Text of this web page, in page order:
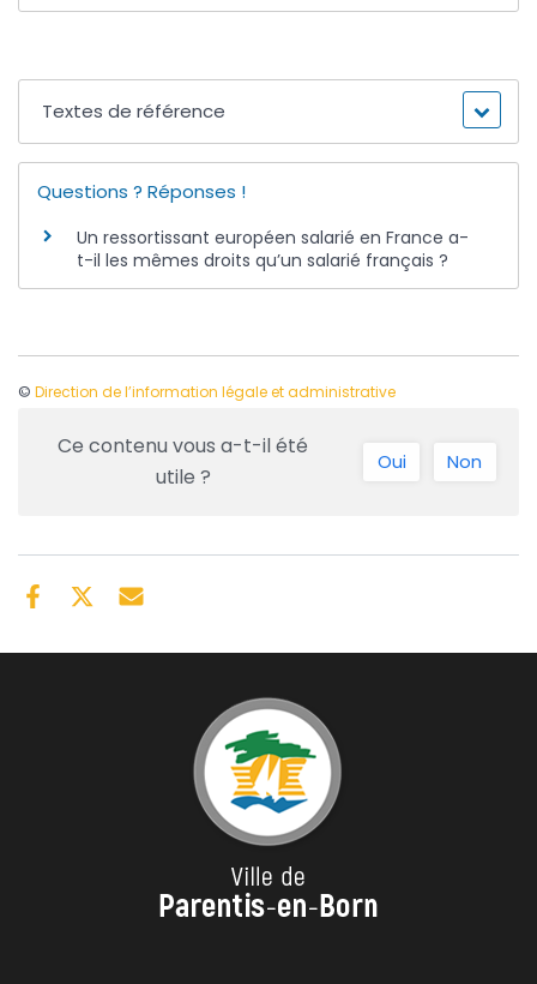
Textes de référence
Questions ? Réponses !
Un ressortissant européen salarié en France a-
t-il les mêmes droits qu’un salarié français ?
© Direction de l’information légale et administrative
Ce contenu vous a-t-il été
utile ?
Oui Non